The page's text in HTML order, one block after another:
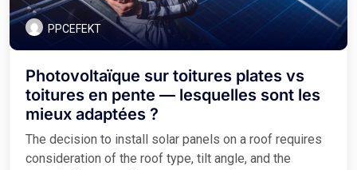
PPCEFEKT
Photovoltaïque sur toitures plates vs
toitures en pente — lesquelles sont les
mieux adaptées ?
The decision to install solar panels on a roof requires
consideration of the roof type, tilt angle, and the